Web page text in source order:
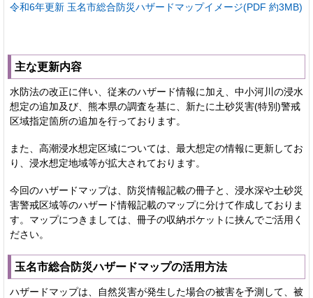
令和6年更新 玉名市総合防災ハザードマップイメージ(PDF 約3MB)
主な更新内容
水防法の改正に伴い、従来のハザード情報に加え、中小河川の浸水
想定の追加及び、熊本県の調査を基に、新たに土砂災害(特別)警戒
区域指定箇所の追加を行っております。
また、高潮浸水想定区域については、最大想定の情報に更新してお
り、浸水想定地域等が拡大されております。
今回のハザードマップは、防災情報記載の冊子と、浸水深や土砂災
害警戒区域等のハザード情報記載のマップに分けて作成しておりま
す。マップにつきましては、冊子の収納ポケットに挟んでご活用く
ださい。
玉名市総合防災ハザードマップの活用方法
ハザードマップは、自然災害が発生した場合の被害を予測して、被